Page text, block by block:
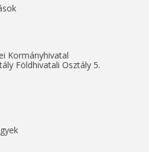
Kormányhivatal
Földhivatali Osztály 5.